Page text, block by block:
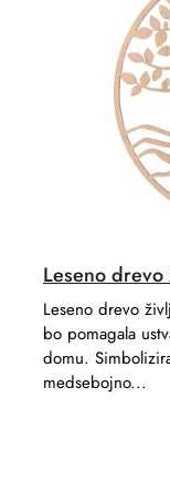
Leseno
Leseno drevo
bo pomagala
domu.
medsebojno...